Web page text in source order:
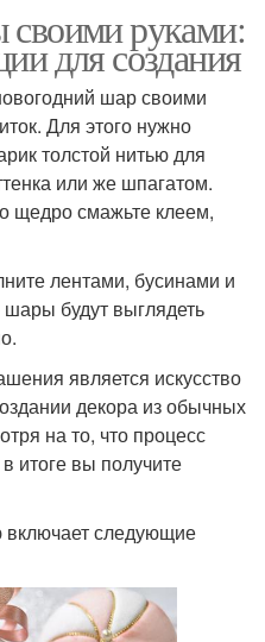
руками:
для создания
шар своими
Для этого нужно
толстой нитью для
или же шпагатом.
щедро смажьте клеем,
лентами, бусинами и
будут выглядеть
является искусство
декора из обычных
на то, что процесс
итоге вы получите
включает следующие